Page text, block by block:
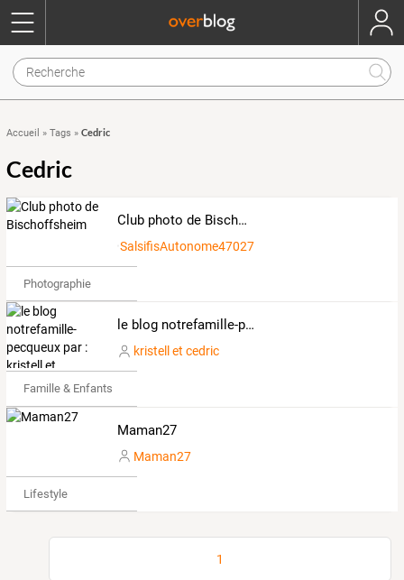
Accueil » Tags » Cedric
Cedric
Club photo de Bischoffsheim
SalsifisAutonome47027
Photographie
le blog notrefamille-pecqueux par : kristell et c&eacute;dric
kristell et cedric
Famille & Enfants
Maman27
Maman27
Lifestyle
1